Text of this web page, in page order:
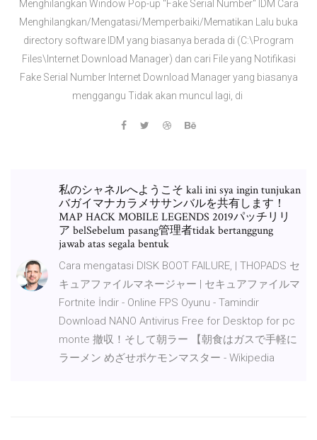
Menghilangkan Window Pop-up "Fake Serial Number" IDM Cara
Menghilangkan/Mengatasi/Memperbaiki/Mematikan Lalu buka
directory software IDM yang biasanya berada di (C:\Program
Files\Internet Download Manager) dan cari File yang Notifikasi
Fake Serial Number Internet Download Manager yang biasanya
menggangu Tidak akan muncul lagi, di
私のシャネルへようこそ kali ini sya ingin tunjukan
バガイマナカラメササンバルを共有します！
MAP HACK MOBILE LEGENDS 2019パッチリリ
ア belSebelum pasang管理者tidak bertanggung
jawab atas segala bentuk
Cara mengatasi DISK BOOT FAILURE, | THOPADS セ
キュアファイルマネージャー | セキュアファイルマ
Fortnite İndir - Online FPS Oyunu - Tamindir
Download NANO Antivirus Free for Desktop for pc
monte 撤収！そして朝ラー 【朝食はガスで手軽に
ラーメン めざせポケモンマスター - Wikipedia